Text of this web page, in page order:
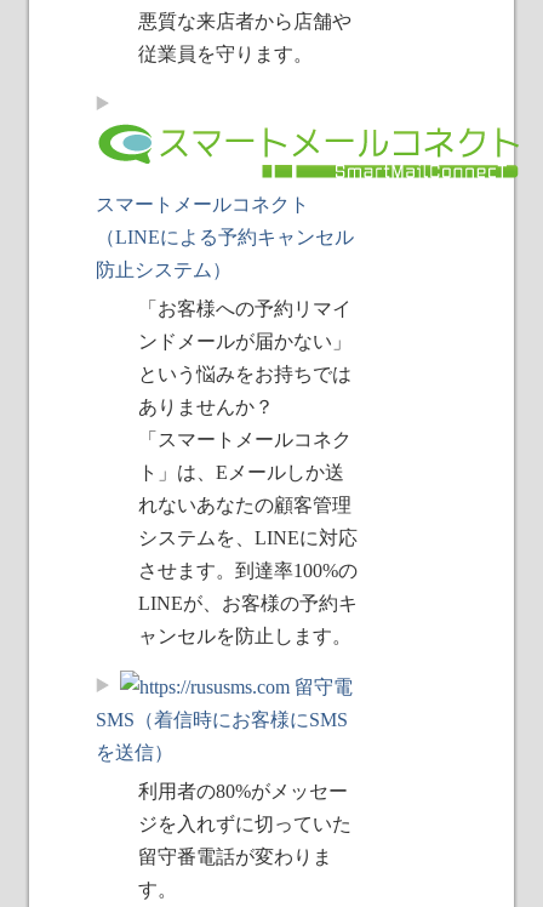
悪質な来店者から店舗や
従業員を守ります。
スマートメールコネクト
（LINEによる予約キャンセル
防止システム）
「お客様への予約リマイ
ンドメールが届かない」
という悩みをお持ちでは
ありませんか？
「スマートメールコネク
ト」は、Eメールしか送
れないあなたの顧客管理
システムを、LINEに対応
させます。到達率100%の
LINEが、お客様の予約キ
ャンセルを防止します。
留守電
SMS（着信時にお客様にSMS
を送信）
利用者の80%がメッセー
ジを入れずに切っていた
留守番電話が変わりま
す。